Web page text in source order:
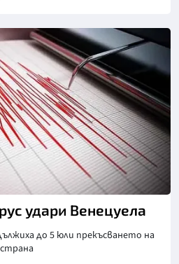
удари Венецуела
до 5 юли прекъсването на